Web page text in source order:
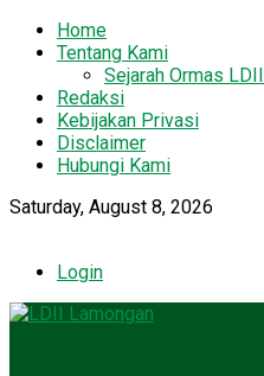
Home
Tentang Kami
Sejarah Ormas LDII
Redaksi
Kebijakan Privasi
Disclaimer
Hubungi Kami
Saturday, August 8, 2026
Login